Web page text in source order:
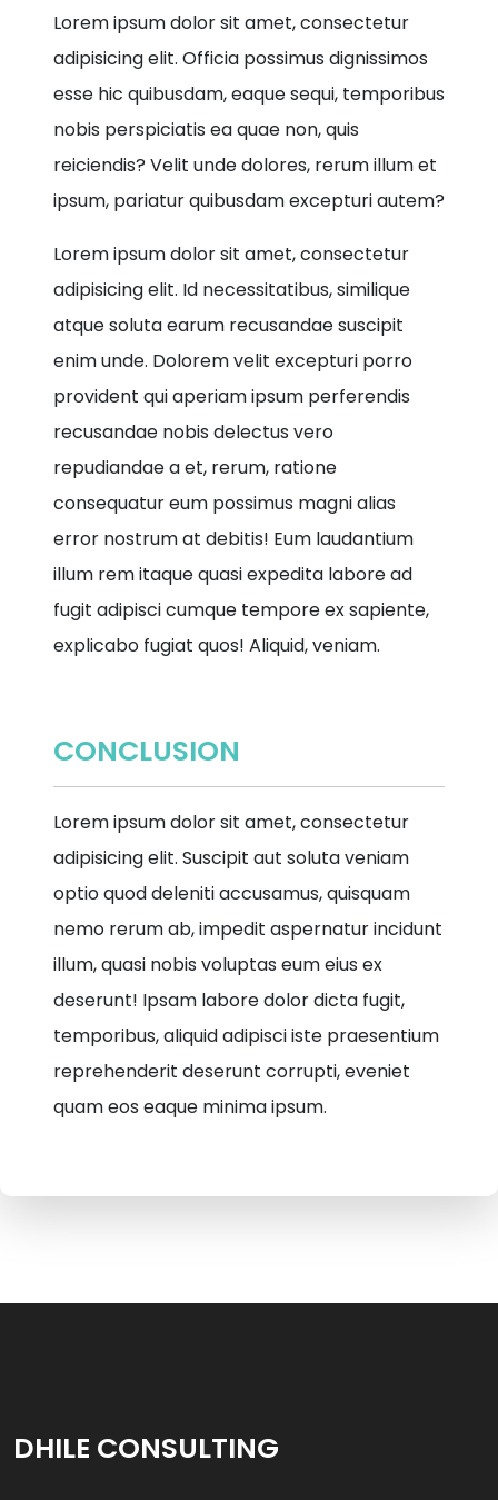
Lorem ipsum dolor sit amet, consectetur
adipisicing elit. Officia possimus dignissimos
esse hic quibusdam, eaque sequi, temporibus
nobis perspiciatis ea quae non, quis
reiciendis? Velit unde dolores, rerum illum et
ipsum, pariatur quibusdam excepturi autem?
Lorem ipsum dolor sit amet, consectetur
adipisicing elit. Id necessitatibus, similique
atque soluta earum recusandae suscipit
enim unde. Dolorem velit excepturi porro
provident qui aperiam ipsum perferendis
recusandae nobis delectus vero
repudiandae a et, rerum, ratione
consequatur eum possimus magni alias
error nostrum at debitis! Eum laudantium
illum rem itaque quasi expedita labore ad
fugit adipisci cumque tempore ex sapiente,
explicabo fugiat quos! Aliquid, veniam.
CONCLUSION
Lorem ipsum dolor sit amet, consectetur
adipisicing elit. Suscipit aut soluta veniam
optio quod deleniti accusamus, quisquam
nemo rerum ab, impedit aspernatur incidunt
illum, quasi nobis voluptas eum eius ex
deserunt! Ipsam labore dolor dicta fugit,
temporibus, aliquid adipisci iste praesentium
reprehenderit deserunt corrupti, eveniet
quam eos eaque minima ipsum.
DHILE CONSULTING